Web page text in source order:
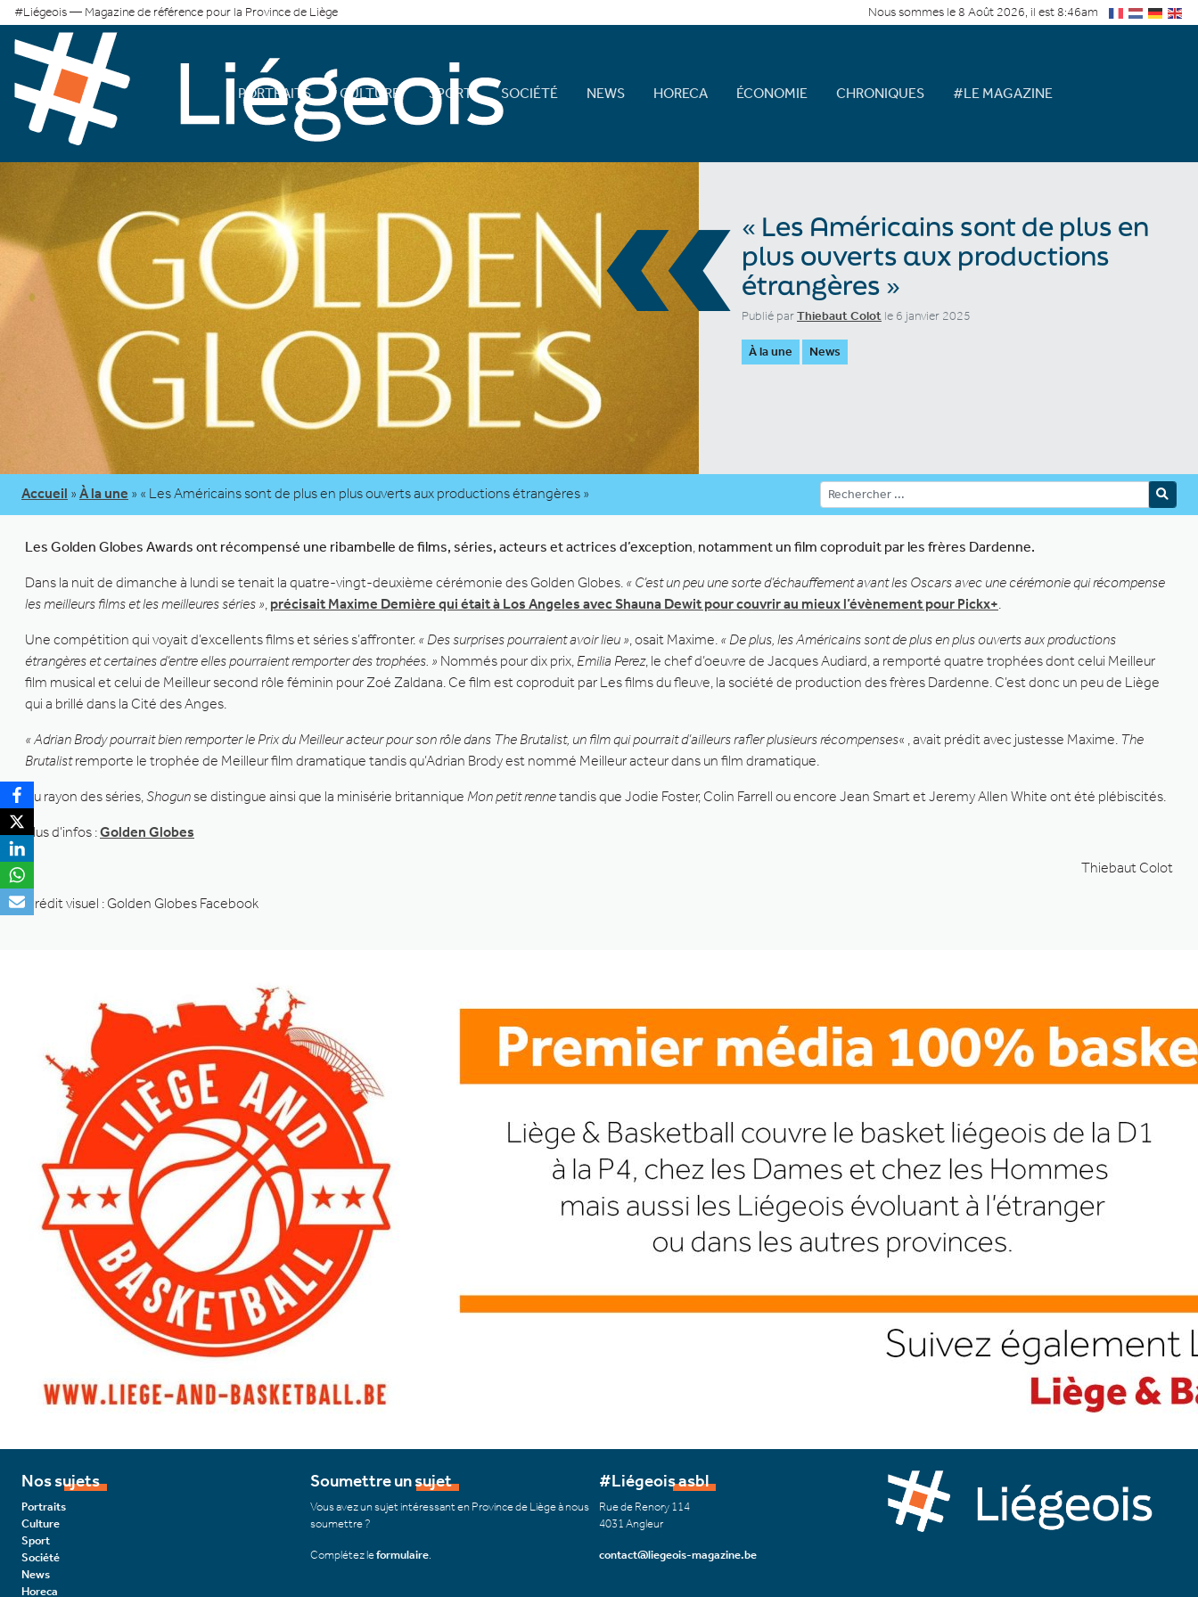
#Liégeois — Magazine de référence pour la Province de Liège Nous sommes le 8 Août 2026, il est 8:46am
PORTRAITS CULTURE SPORT SOCIÉTÉ NEWS HORECA ÉCONOMIE CHRONIQUES #LE MAGAZINE
«« Les Américains sont de plus en
plus ouverts aux productions
étrangères »
Publié parThiebaut Colot le 6 janvier 2025
À la une News
Accueil » À la une » « Les Américains sont de plus en plus ouverts aux productions étrangères »
Les Golden Globes Awards ont récompensé une ribambelle de films, séries, acteurs et actrices d’exception, notamment un film coproduit par les frères Dardenne.
Dans la nuit de dimanche à lundi se tenait la quatre-vingt-deuxième cérémonie des Golden Globes. « C’est un peu une sorte d’échauffement avant les Oscars avec une cérémonie qui récompense
les meilleurs films et les meilleures séries », précisait Maxime Demière qui était à Los Angeles avec Shauna Dewit pour couvrir au mieux l’évènement pour Pickx+.
Une compétition qui voyait d’excellents films et séries s’affronter. « Des surprises pourraient avoir lieu », osait Maxime. « De plus, les Américains sont de plus en plus ouverts aux productions
étrangères et certaines d’entre elles pourraient remporter des trophées. » Nommés pour dix prix, Emilia Perez, le chef d’oeuvre de Jacques Audiard, a remporté quatre trophées dont celui Meilleur
film musical et celui de Meilleur second rôle féminin pour Zoé Zaldana. Ce film est coproduit par Les films du fleuve, la société de production des frères Dardenne. C’est donc un peu de Liège
qui a brillé dans la Cité des Anges.
« Adrian Brody pourrait bien remporter le Prix du Meilleur acteur pour son rôle dans The Brutalist, un film qui pourrait d’ailleurs rafler plusieurs récompenses« , avait prédit avec justesse Maxime. The
Brutalistremporte le trophée de Meilleur film dramatique tandis qu’Adrian Brody est nommé Meilleur acteur dans un film dramatique.
Au rayon des séries,Shogunse distingue ainsi que la minisérie britannique Mon petit rennetandis que Jodie Foster, Colin Farrell ou encore Jean Smart et Jeremy Allen White ont été plébiscités.
Plus d’infos :Golden Globes
Thiebaut Colot
Crédit visuel : Golden Globes Facebook
Nos sujets
Portraits
Culture
Sport
Société
News
Horeca
Soumettre un sujet
Vous avez un sujet intéressant en Province de Liège à nous
soumettre ?
Complétez leformulaire
#Liégeois asbl
Rue de Renory 114
4031 Angleur
contact@liegeois-magazine.be